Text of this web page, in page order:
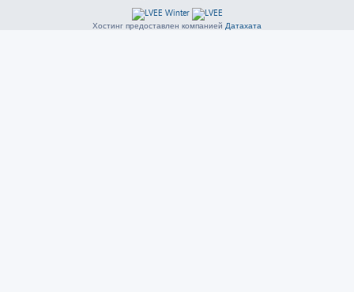
Хостинг предоставлен компанией Датахата